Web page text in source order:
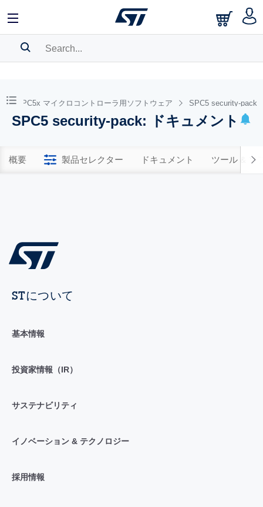
BOOKMARK
Pleaselog into show your saved searches.
SPC5x マイクロコントローラ用ソフトウェア SPC5 security-pack
SPC5 security-pack: ドキュメント
概要 製品セレクター ドキュメント ツール & ソ
STについて
基本情報
投資家情報（IR）
サステナビリティ
イノベーション & テクノロジー
採用情報